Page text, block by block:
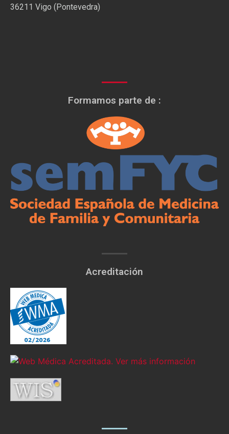
36211 Vigo (Pontevedra)
Formamos parte de :
Acreditación